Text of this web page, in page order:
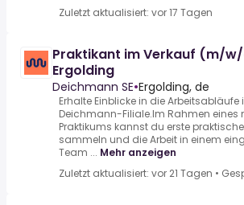
Zuletzt aktualisiert: vor 17 Tagen
Praktikant im Verkauf (m/
Ergolding
Deichmann SE•Ergolding, de
Erhalte Einblicke in die Arbeitsabläufe
Deichmann-Filiale.Im Rahmen eines
Praktikums kannst du erste
sammeln und die Arbeit in einem
Team ... Mehr anzeigen
Zuletzt aktualisiert: vor 21 Tagen •